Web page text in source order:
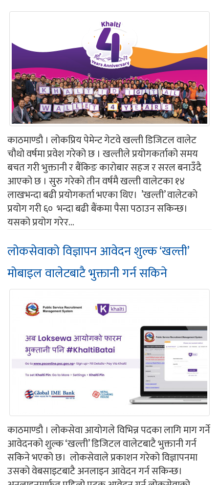
काठमाण्डौ । लोकप्रिय पेमेन्ट गेटवे खल्ती डिजिटल वालेट
चौथो वर्षमा प्रवेश गरेको छ । खल्तीले प्रयोगकर्ताको समय
बचत गरी भुक्तानी र बैंकिङ कारोबार सहज र सरल बनाउँदै
आएको छ । सुरु गरेको तीन वर्षमै खल्ती वालेटका १४
लाखभन्दा बढी प्रयोगकर्ता भएका थिए। ’खल्ती’ वालेटको
प्रयोग गरी ६० भन्दा बढी बैंकमा पैसा पठाउन सकिन्छ।
यसको प्रयोग गरेर...
लोकसेवाको विज्ञापन आवेदन शुल्क ‘खल्ती’
मोबाइल वालेटबाटै भुक्तानी गर्न सकिने
काठमाण्डौ । लोकसेवा आयोगले विभिन्न पदका लागि माग गर्ने
आवेदनको शुल्क ‘खल्ती’ डिजिटल वालेटबाटै भुक्तानी गर्न
सकिने भएको छ। लोकसेवाले प्रकाशन गरेको विज्ञापनमा
उसको वेबसाइटबाटै अनलाइन आवेदन गर्न सकिन्छ।